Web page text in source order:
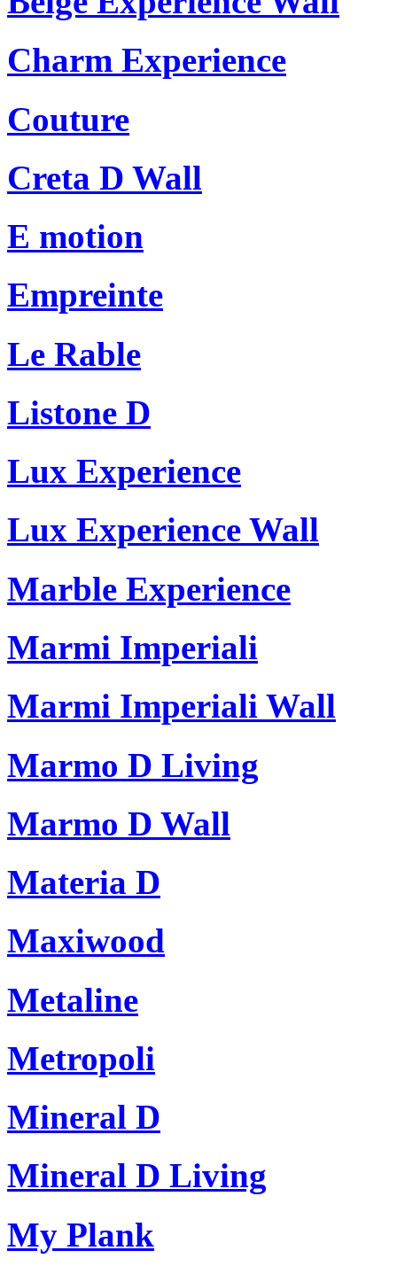
Charm Experience
Couture
Creta D Wall
E motion
Empreinte
Le Rable
Listone D
Lux Experience
Lux Experience Wall
Marble Experience
Marmi Imperiali
Marmi Imperiali Wall
Marmo D Living
Marmo D Wall
Materia D
Maxiwood
Metaline
Metropoli
Mineral D
Mineral D Living
My Plank